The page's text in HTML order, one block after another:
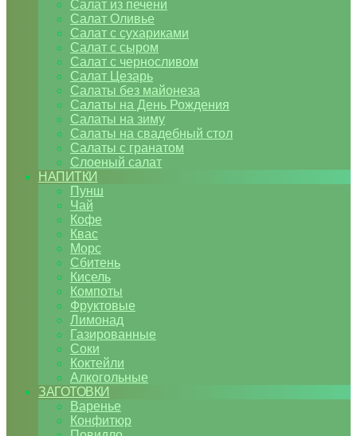
Салат из печени
Салат Оливье
Салат с сухариками
Салат с сыром
Салат с черносливом
Салат Цезарь
Салаты без майонеза
Салаты на День Рождения
Салаты на зиму
Салаты на свадебный стол
Салаты с гранатом
Слоеный салат
НАПИТКИ
Пунш
Чай
Кофе
Квас
Морс
Сбитень
Кисель
Компоты
Фруктовые
Лимонад
Газированные
Соки
Коктейли
Алкогольные
ЗАГОТОВКИ
Варенье
Конфитюр